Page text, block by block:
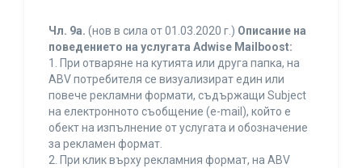
Чл. 9а. (нов в сила от 01.03.2020 г.) Описание на
поведението на услугата Adwise Mailboost:
1. При отваряне на кутията или друга папка, на
ABV потребителя се визуализират един или
повече рекламни формати, съдържащи Subject
на електронното съобщение (e-mail), който е
обект на изпълнение от услугата и обозначение
за рекламен формат.
2. При клик върху рекламния формат, на ABV